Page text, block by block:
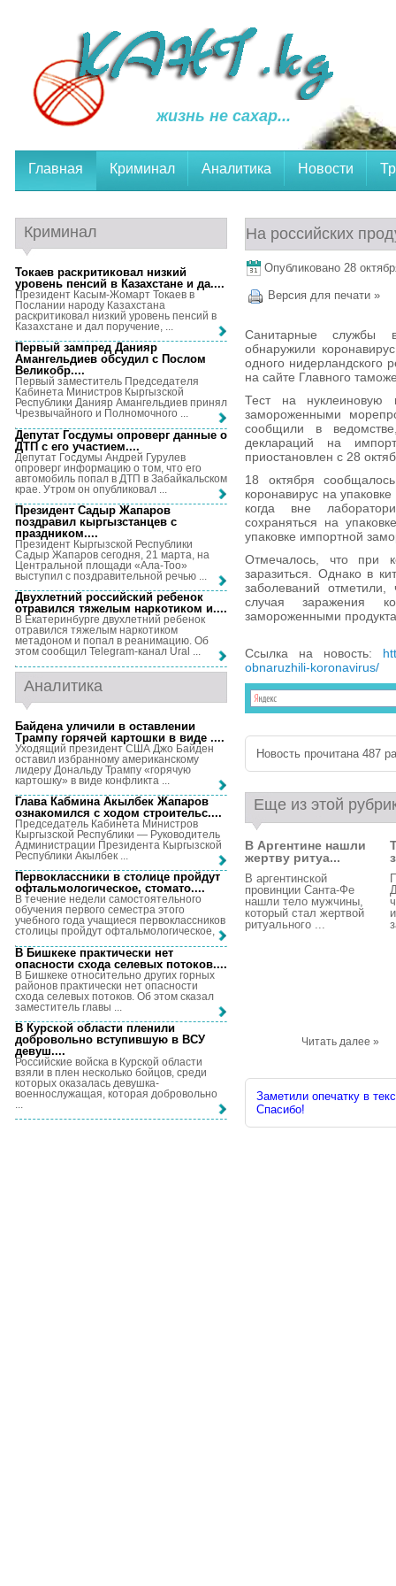
жизнь не сахар...
Главная Криминал Аналитика Новости
На российских
Опубликовано 28
Версия для печати »
Санитарные службы
обнаружили
одного нидерландского
на сайте Главного
Тест на нуклеиновую
замороженными
сообщили в
деклараций на
приостановлен с 28
18 октября
коронавирус на
когда вне
сохраняться на
упаковке импортной
Отмечалось, что при
заразиться. Однако в
заболеваний
случая заражения
замороженными
Ссылка на новость:
obnaruzhili-koronavirus/
Новость прочитана 487
Еще из этой
В Аргентине нашли
жертву ритуа...
В аргентинской
провинции Санта-Фе
нашли тело мужчины,
который стал жертвой
ритуального ...
Читать далее »
Заметили опечатку в
Спасибо!
Криминал
Токаев раскритиковал низкий
уровень пенсий в Казахстане и да....
Президент Касым-Жомарт Токаев в
Послании народу Казахстана
раскритиковал низкий уровень пенсий в
Казахстане и дал поручение, ...
Первый зампред Данияр
Амангельдиев обсудил с Послом
Великобр....
Первый заместитель Председателя
Кабинета Министров Кыргызской
Республики Данияр Амангельдиев принял
Чрезвычайного и Полномочного ...
Депутат Госдумы опроверг данные о
ДТП с его участием....
Депутат Госдумы Андрей Гурулев
опроверг информацию о том, что его
автомобиль попал в ДТП в Забайкальском
крае. Утром он опубликовал ...
Президент Садыр Жапаров
поздравил кыргызстанцев с
праздником....
Президент Кыргызской Республики
Садыр Жапаров сегодня, 21 марта, на
Центральной площади «Ала-Тоо»
выступил с поздравительной речью ...
Двухлетний российский ребенок
отравился тяжелым наркотиком и....
В Екатеринбурге двухлетний ребенок
отравился тяжелым наркотиком
метадоном и попал в реанимацию. Об
этом сообщил Telegram-канал Ural ...
Аналитика
Байдена уличили в оставлении
Трампу горячей картошки в виде ....
Уходящий президент США Джо Байден
оставил избранному американскому
лидеру Дональду Трампу «горячую
картошку» в виде конфликта ...
Глава Кабмина Акылбек Жапаров
ознакомился с ходом строительс....
Председатель Кабинета Министров
Кыргызской Республики — Руководитель
Администрации Президента Кыргызской
Республики Акылбек ...
Первоклассники в столице пройдут
офтальмологическое, стомато....
В течение недели самостоятельного
обучения первого семестра этого
учебного года учащиеся первоклассников
столицы пройдут офтальмологическое, ...
В Бишкеке практически нет
опасности схода селевых потоков....
В Бишкеке относительно других горных
районов практически нет опасности
схода селевых потоков. Об этом сказал
заместитель главы ...
В Курской области пленили
добровольно вступившую в ВСУ
девуш....
Российские войска в Курской области
взяли в плен несколько бойцов, среди
которых оказалась девушка-
военнослужащая, которая добровольно
...